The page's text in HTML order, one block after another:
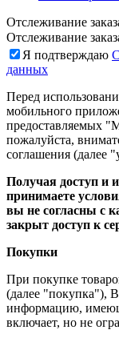
Отслеживание
Отслеживание
Я подтверждаю
данных
Перед
мобильного
предоставляемых
пожалуйста,
соглашения (далее
Получая доступ и
принимаете
вы не согласны с
закрыт доступ к
Покупки
При покупке
(далее "покупка"),
информацию,
включает, но не